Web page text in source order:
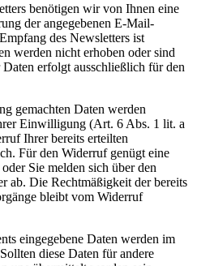
benötigen wir von Ihnen eine
der angegebenen E-Mail-
des Newsletters ist
werden nicht erhoben oder sind
erfolgt ausschließlich für den
gemachten Daten werden
Einwilligung (Art. 6 Abs. 1 lit. a
Ihrer bereits erteilten
Für den Widerruf genügt eine
Sie melden sich über den
ab. Die Rechtmäßigkeit der bereits
bleibt vom Widerruf
eingegebene Daten werden im
diese Daten für andere